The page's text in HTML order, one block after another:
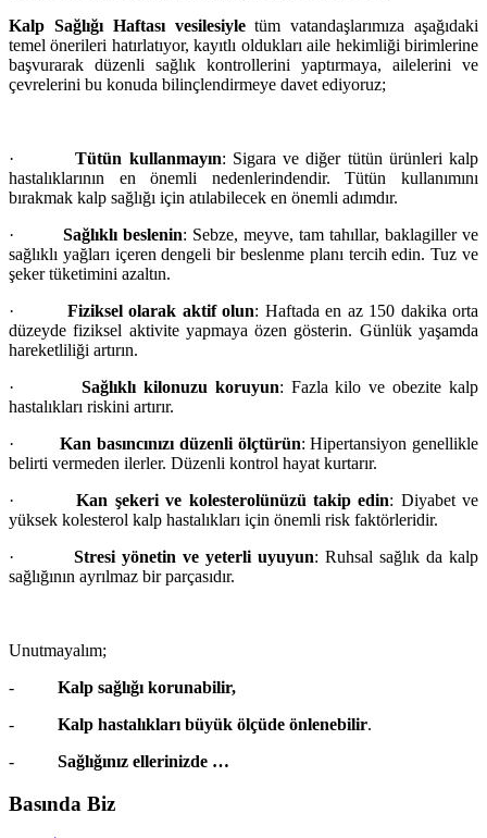
Kalp Sağlığı Haftası vesilesiyletüm vatandaşlarımıza aşağıdaki
temel önerileri hatırlatıyor, kayıtlı oldukları aile hekimliği birimlerine
başvurarak düzenli sağlık kontrollerini yaptırmaya, ailelerini ve
çevrelerini bu konuda bilinçlendirmeye davet ediyoruz;
·Tütün kullanmayın: Sigara ve diğer tütün ürünleri kalp
hastalıklarının en önemli nedenlerindendir. Tütün kullanımını
bırakmak kalp sağlığı için atılabilecek en önemli adımdır.
· Sağlıklı beslenin: Sebze, meyve, tam tahıllar, baklagiller ve
sağlıklı yağları içeren dengeli bir beslenme planı tercih edin. Tuz ve
şeker tüketimini azaltın.
· Fiziksel olarak aktif olun: Haftada en az 150 dakika orta
düzeyde fiziksel aktivite yapmaya özen gösterin. Günlük yaşamda
hareketliliği artırın.
· Sağlıklı kilonuzu koruyun: Fazla kilo ve obezite kalp
hastalıkları riskini artırır.
·Kan basıncınızı düzenli ölçtürün: Hipertansiyon genellikle
belirti vermeden ilerler. Düzenli kontrol hayat kurtarır.
·Kan şekeri ve kolesterolünüzü takip edin: Diyabet ve
yüksek kolesterol kalp hastalıkları için önemli risk faktörleridir.
· Stresi yönetin ve yeterli uyuyun: Ruhsal sağlık da kalp
sağlığının ayrılmaz bir parçasıdır.
Unutmayalım;
- Kalp sağlığı korunabilir,
- Kalp hastalıkları büyük ölçüde önlenebilir.
- Sağlığınız ellerinizde …
Basında Biz